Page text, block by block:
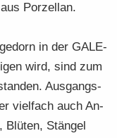
Por­zel­lan.
in der GA­LE­
wird, sind zum
Aus­gangs­
viel­fach auch An­
Blü­ten, Stän­gel